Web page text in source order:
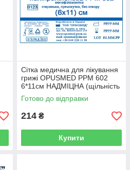
Сітка медична для лікування
грижі OPUSMED РРМ 602
6*11см НАДМІЦНА (щільність
97грм/м2)
Готово до відправки
214 ₴
Купити